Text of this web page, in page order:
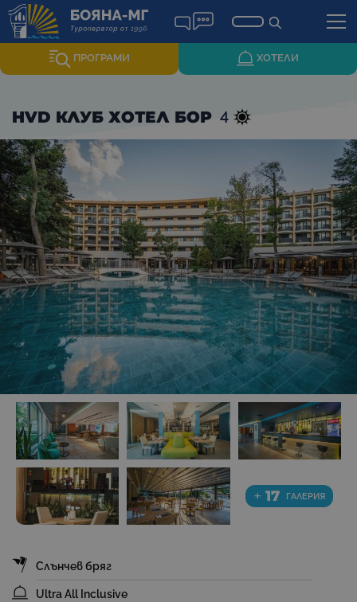
ПРОГРАМИ ХОТЕЛИ
HVD КЛУБ ХОТЕЛ БОР 4
+17 ГАЛЕРИЯ
Слънчев бряг
Ultra All Inclusive